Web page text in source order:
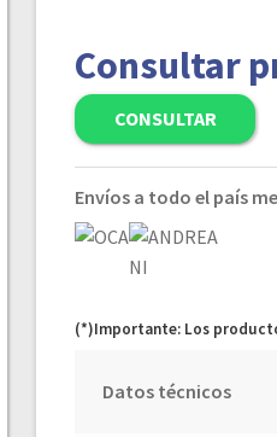
Consultar
CONSULTAR
Envíos a todo el país
(*)Importante: Los
Datos técnicos